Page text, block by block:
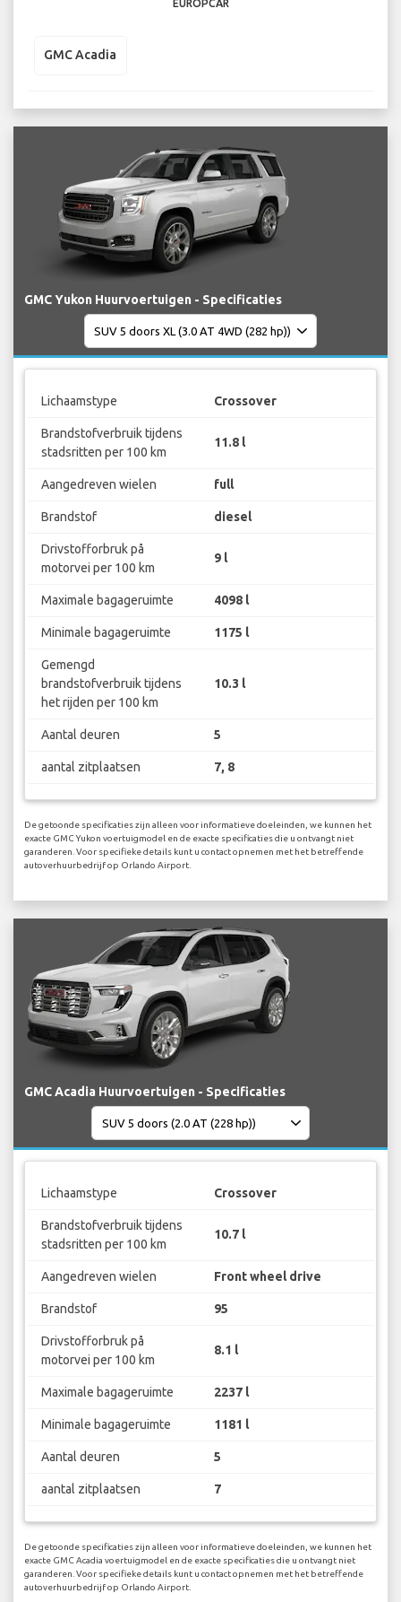
EUROPCAR
GMC Acadia
GMC Yukon Huurvoertuigen - Specificaties
Lichaamstype Crossover
Brandstofverbruik tijdens
stadsritten per 100 km
11.8 l
Aangedreven wielen full
Brandstof diesel
Drivstofforbruk på
motorvei per 100 km
9 l
Maximale bagageruimte 4098 l
Minimale bagageruimte 1175 l
Gemengd
brandstofverbruik tijdens
het rijden per 100 km
10.3 l
Aantal deuren 5
aantal zitplaatsen 7, 8
De getoonde specificaties zijn alleen voor informatieve doeleinden, we kunnen het
exacte GMC Yukon voertuigmodel en de exacte specificaties die u ontvangt niet
garanderen. Voor specifieke details kunt u contact opnemen met het betreffende
autoverhuurbedrijf op Orlando Airport.
GMC Acadia Huurvoertuigen - Specificaties
Lichaamstype Crossover
Brandstofverbruik tijdens
stadsritten per 100 km
10.7 l
Aangedreven wielen Front wheel drive
Brandstof 95
Drivstofforbruk på
motorvei per 100 km
8.1 l
Maximale bagageruimte 2237 l
Minimale bagageruimte 1181 l
Aantal deuren 5
aantal zitplaatsen 7
De getoonde specificaties zijn alleen voor informatieve doeleinden, we kunnen het
exacte GMC Acadia voertuigmodel en de exacte specificaties die u ontvangt niet
garanderen. Voor specifieke details kunt u contact opnemen met het betreffende
autoverhuurbedrijf op Orlando Airport.